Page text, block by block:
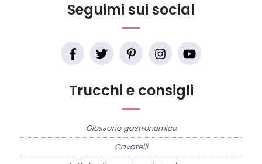
Trucchi e consigli
Glossario gastronomico
Cavatelli
Seguimi sui social